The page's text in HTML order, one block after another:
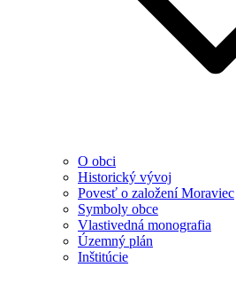
O obci
Historický vývoj
Povesť o založení Moraviec
Symboly obce
Vlastivedná monografia
Územný plán
Inštitúcie